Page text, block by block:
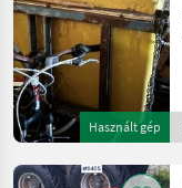
Használt gép